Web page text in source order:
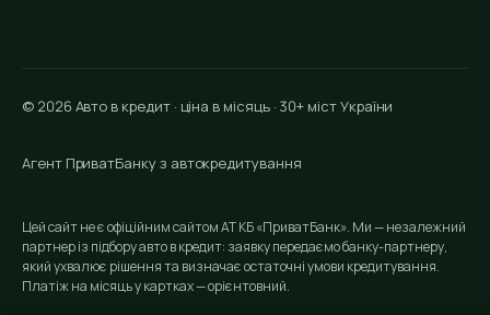
© 2026 Авто в кредит · ціна в місяць · 30+ міст України
Агент ПриватБанку з автокредитування
Цей сайт не є офіційним сайтом АТ КБ «ПриватБанк». Ми — незалежний
партнер із підбору авто в кредит: заявку передаємо банку-партнеру,
який ухвалює рішення та визначає остаточні умови кредитування.
Платіж на місяць у картках — орієнтовний.